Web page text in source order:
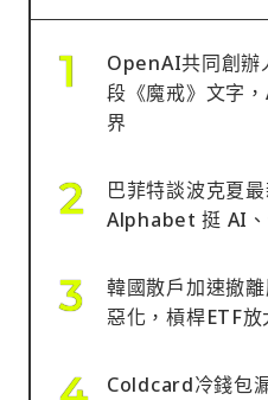
OpenAI共同創辦
段《魔戒》文字
界
巴菲特談波克夏
Alphabet 挺 AI、
韓國散戶加速撤
惡化，槓桿ETF
Coldcard冷錢包